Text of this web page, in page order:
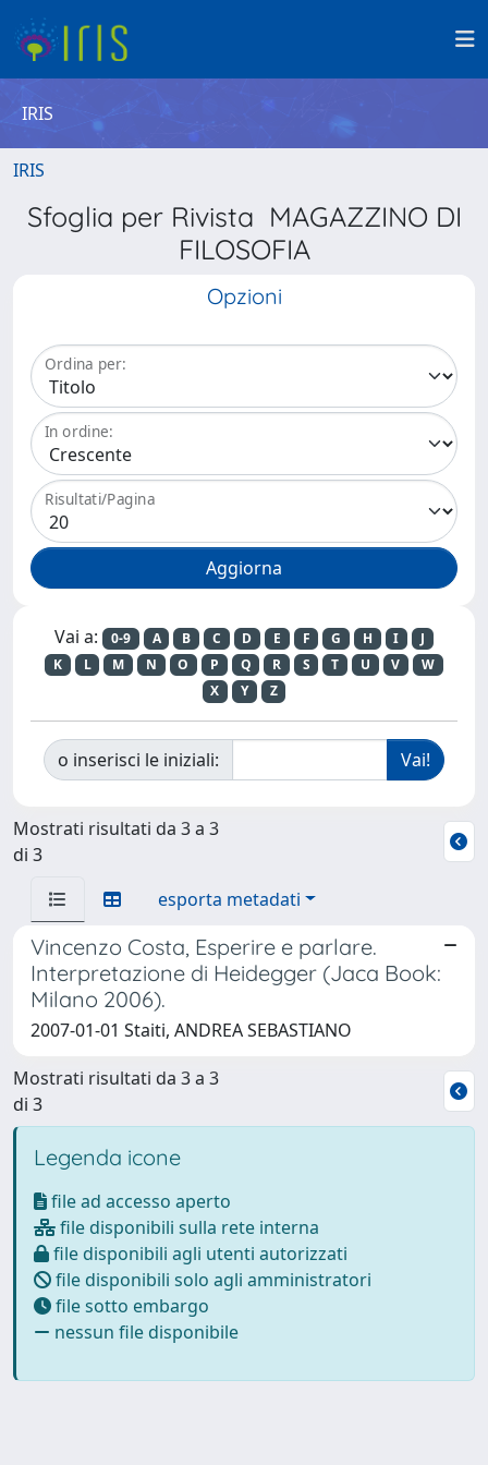
IRIS
IRIS
Sfoglia per Rivista MAGAZZINO DI
FILOSOFIA
Opzioni
Ordina per:
In ordine:
Risultati/Pagina
Vai a: 0-9 A B C D E F G H I
J
K
L M N O P Q R S T U V
W
X
Y Z
o inserisci le iniziali:
Mostrati risultati da 3 a 3
di 3
esporta metadati
Vincenzo Costa, Esperire e parlare.
Interpretazione di Heidegger (Jaca Book:
Milano 2006).
2007-01-01 Staiti, ANDREA SEBASTIANO
Mostrati risultati da 3 a 3
di 3
Legenda icone
file ad accesso aperto
file disponibili sulla rete interna
file disponibili agli utenti autorizzati
file disponibili solo agli amministratori
file sotto embargo
nessun file disponibile